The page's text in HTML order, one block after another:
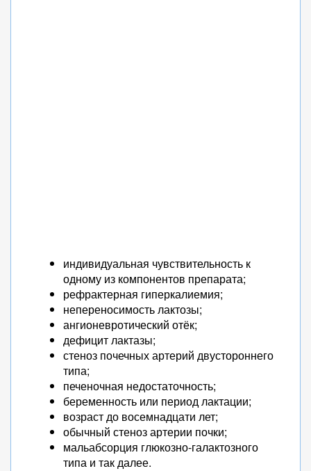
индивидуальная чувствительность к
одному из компонентов препарата;
рефрактерная гиперкалиемия;
непереносимость лактозы;
ангионевротический отёк;
дефицит лактазы;
стеноз почечных артерий двустороннего
типа;
печеночная недостаточность;
беременность или период лактации;
возраст до восемнадцати лет;
обычный стеноз артерии почки;
мальабсорция глюкозно-галактозного
типа и так далее.